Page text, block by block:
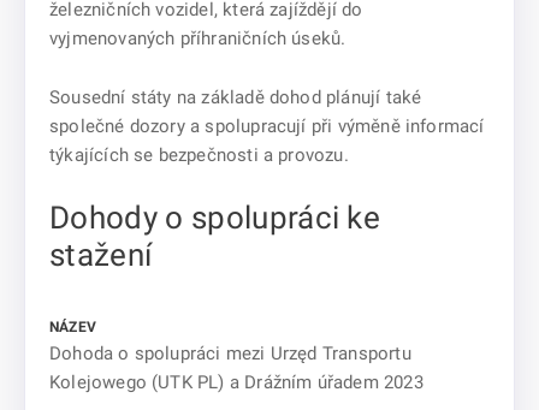
železničních vozidel, která zajíždějí do
vyjmenovaných příhraničních úseků.
Sousední státy na základě dohod plánují také
společné dozory a spolupracují při výměně informací
týkajících se bezpečnosti a provozu.
Dohody o spolupráci ke
stažení
Dohoda o spolupráci mezi Urzęd Transportu
Kolejowego (UTK PL) a Drážním úřadem 2023